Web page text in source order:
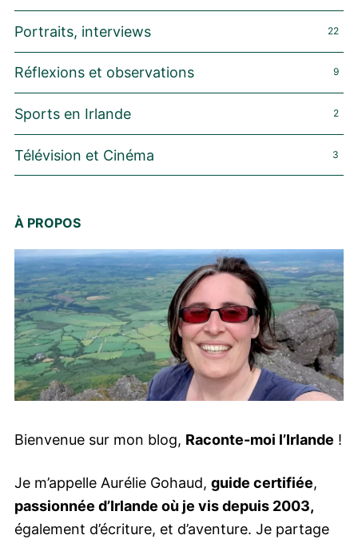
Portraits, interviews 22
Réflexions et observations 9
Sports en Irlande 2
Télévision et Cinéma 3
À PROPOS
Bienvenue sur mon blog, Raconte-moi l’Irlande !
Je m’appelle Aurélie Gohaud, guide certifiée,
passionnée d’Irlande où je vis depuis 2003,
également d’écriture, et d’aventure. Je partage